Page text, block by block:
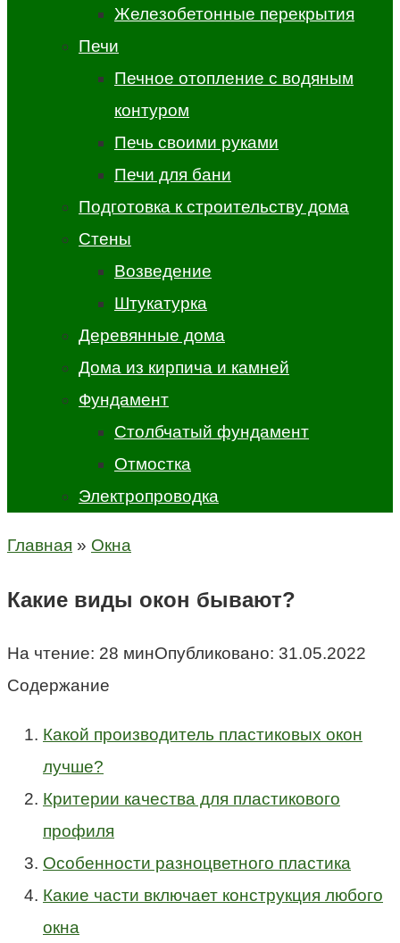
Железобетонные перекрытия
Печи
Печное отопление с водяным
контуром
Печь своими руками
Печи для бани
Подготовка к строительству дома
Стены
Возведение
Штукатурка
Деревянные дома
Дома из кирпича и камней
Фундамент
Столбчатый фундамент
Отмостка
Электропроводка
Главная » Окна
Какие виды окон бывают?
На чтение: 28 минОпубликовано: 31.05.2022
Содержание
Какой производитель пластиковых окон
лучше?
Критерии качества для пластикового
профиля
Особенности разноцветного пластика
Какие части включает конструкция любого
окна